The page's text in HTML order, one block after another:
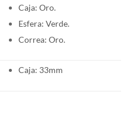
Caja: Oro.
Esfera: Verde.
Correa: Oro.
Caja: 33mm